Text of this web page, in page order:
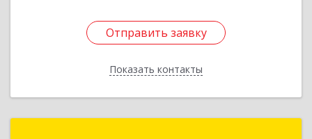
Отправить заявку
Показать контакты
Отправить заявку
Назад